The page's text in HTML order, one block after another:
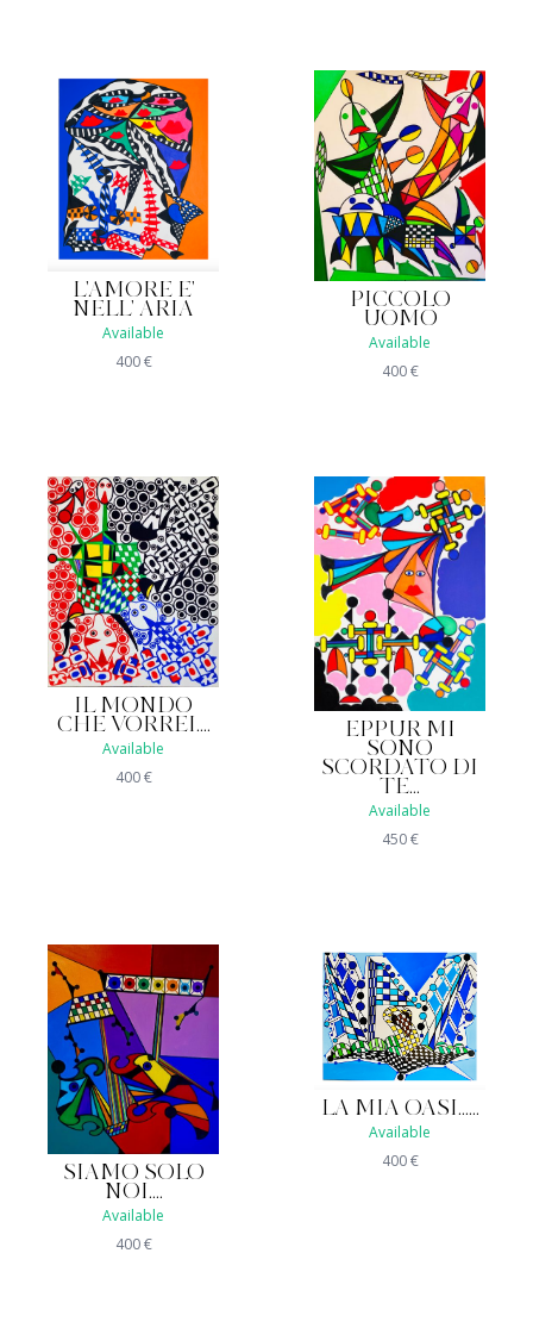
L'AMORE E'
NELL' ARIA
Available
400€
PICCOLO
UOMO
Available
400€
IL MONDO
CHE VORREI....
Available
400€
EPPUR MI
SONO
SCORDATO DI
TE...
Available
450€
SIAMO SOLO
NOI....
Available
400€
LA MIA OASI......
Available
400€